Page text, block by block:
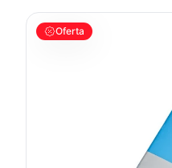
Cadenilla 11vel Shimano
Oferta